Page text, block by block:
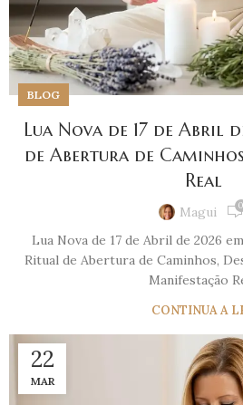
BLOG
Lua Nova de 17 de Abril
de Abertura de
Real
Magui 0
Lua Nova de 17 de Abril de 2026
Ritual de Abertura de Caminhos,
Manifestação
CONTINUA A
22
MAR